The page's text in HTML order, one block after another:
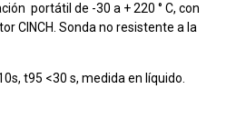
portátil de -30 a + 220 ° C, con
CINCH. Sonda no resistente a la
t95 <30 s, medida en líquido.